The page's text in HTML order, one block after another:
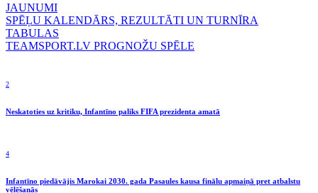
JAUNUMI
SPĒĻU KALENDĀRS, REZULTĀTI UN TURNĪRA
TABULAS
TEAMSPORT.LV PROGNOŽU SPĒLE
2
Neskatoties uz kritiku, Infantīno paliks FIFA prezidenta amatā
4
Infantīno piedāvājis Marokai 2030. gada Pasaules kausa finālu apmaiņā pret atbalstu
vēlēšanās